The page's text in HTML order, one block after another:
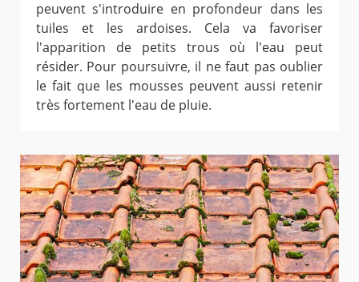
peuvent s'introduire en profondeur dans les
tuiles et les ardoises. Cela va favoriser
l'apparition de petits trous où l'eau peut
résider. Pour poursuivre, il ne faut pas oublier
le fait que les mousses peuvent aussi retenir
très fortement l'eau de pluie.